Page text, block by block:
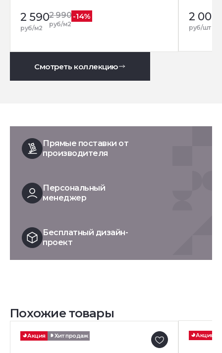
2 590
руб/м2
2 990
руб/м2
-14% 2 005
руб/шт
Смотреть коллекцию
Прямые поставки от
производителя
Персональный
менеджер
Бесплатный дизайн-
проект
Похожие товары
Акция Хит продаж Акция